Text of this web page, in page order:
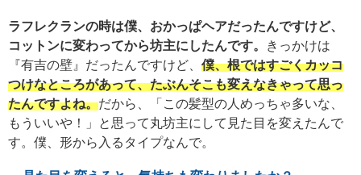
ラフレクランの時は僕、おかっぱヘアだったんですけど、
コットンに変わってから坊主にしたんです。
きっかけは
『有吉の壁』だったんですけど、 僕、根ではすごくカッコ
つけなところがあって、たぶんそこも変えなきゃって思っ
たんですよね。だから、「この髪型の人めっちゃ多いな、
もういいや！」と思って丸坊主にして見た目を変えたんで
す。僕、形から入るタイプなんで。